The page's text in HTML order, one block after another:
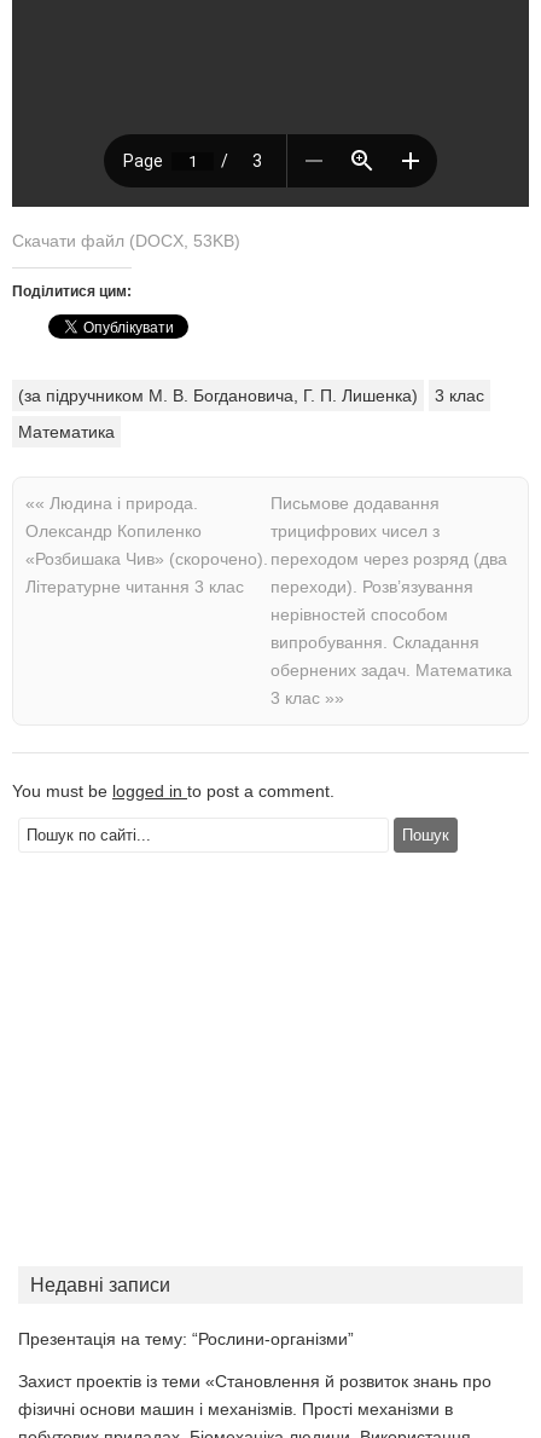
Скачати файл (DOCX, 53KB)
Поділитися цим:
(за підручником М. В. Богдановича, Г. П. Лишенка)
3 клас
Математика
«« Людина і природа.
Олександр Копиленко
«Розбишака Чив» (скорочено).
Літературне читання 3 клас
Письмове додавання
трицифрових чисел з
переходом через розряд (два
переходи). Розв’язування
нерівностей способом
випробування. Складання
обернених задач. Математика
3 клас »»
You must be logged in to post a comment.
Недавні записи
Презентація на тему: “Рослини-організми”
Захист проектів із теми «Становлення й розвиток знань про
фізичні основи машин і механізмів. Прості механізми в